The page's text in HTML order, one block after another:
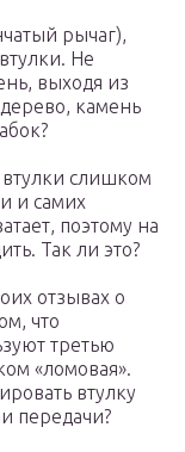
рычаг),
Не
выходя из
камень
слишком
и самих
поэтому на
Так ли это?
отзывах о
что
третью
«ломовая».
втулку
передачи?